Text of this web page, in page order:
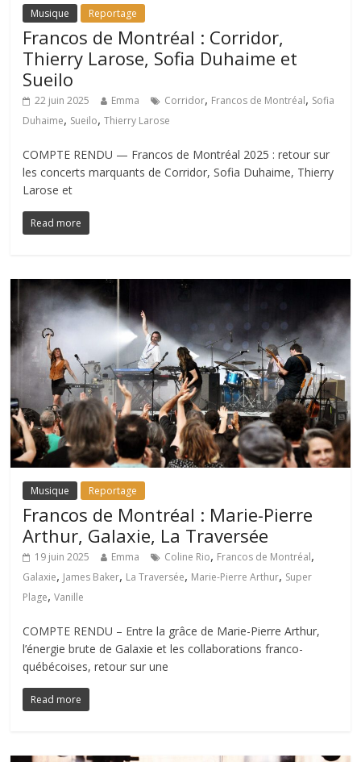
Musique Reportage
Francos de Montréal : Corridor,
Thierry Larose, Sofia Duhaime et
Sueilo
22 juin 2025 Emma Corridor, Francos de Montréal, Sofia
Duhaime, Sueilo,Thierry Larose
COMPTE RENDU — Francos de Montréal 2025 : retour sur
les concerts marquants de Corridor, Sofia Duhaime, Thierry
Larose et
Read more
Musique Reportage
Francos de Montréal : Marie-Pierre
Arthur, Galaxie, La Traversée
19 juin 2025 Emma Coline Rio, Francos de Montréal,
Galaxie, James Baker, La Traversée, Marie-Pierre Arthur, Super
Plage,Vanille
COMPTE RENDU – Entre la grâce de Marie-Pierre Arthur,
l’énergie brute de Galaxie et les collaborations franco-
québécoises, retour sur une
Read more